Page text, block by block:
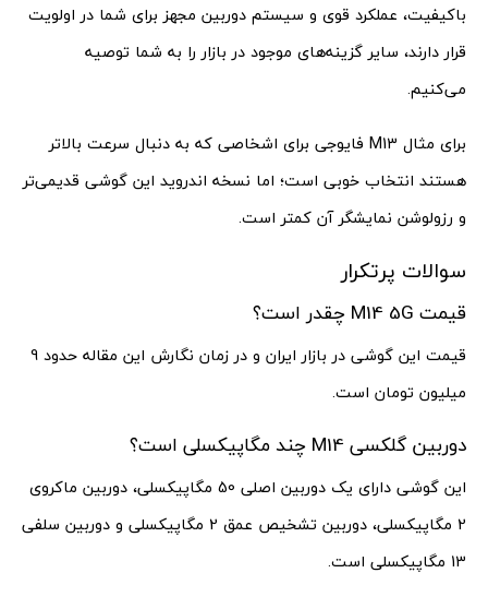
باکیفیت، عملکرد قوی و سیستم دوربین مجهز برای شما در اولویت
قرار دارند، سایر گزینه‌های موجود در بازار را به شما توصیه
می‌کنیم.
برای مثال M13 فایوجی برای اشخاصی که به دنبال سرعت بالاتر
هستند انتخاب خوبی است؛ اما نسخه اندروید این گوشی قدیمی‌تر
و رزولوشن نمایشگر آن کمتر است.
سوالات پرتکرار
قیمت M14 5G چقدر است؟
قیمت این گوشی در بازار ایران و در زمان نگارش این مقاله حدود 9
میلیون تومان است.
دوربین گلکسی M14 چند مگاپیکسلی است؟
این گوشی دارای یک دوربین اصلی 50 مگاپیکسلی، دوربین ماکروی
2 مگاپیکسلی، دوربین تشخیص عمق 2 مگاپیکسلی و دوربین سلفی
13 مگاپیکسلی است.